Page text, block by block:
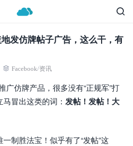
发仿牌帖子广告，这么干，有
Facebook/资讯
广仿牌产品，很多没有“正规军”打
冒出这类的词： 发帖！发帖！大
制胜法宝！似乎有了“发帖”这